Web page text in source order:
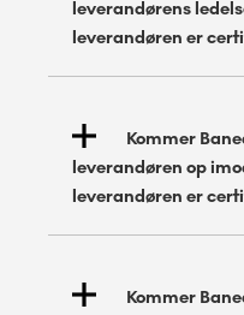
leverandørens
leverandøren er
Kommer
leverandøren op
leverandøren er
Kommer